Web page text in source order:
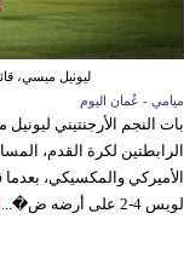
ليونيل ميسي،
ميامي - عُمان اليوم
بات النجم الأرجنتيني
الرابطتين لكرة القدم،
الأميركي والمكسيكي، بعدما
لويس 4-2 على أرضه ض�...